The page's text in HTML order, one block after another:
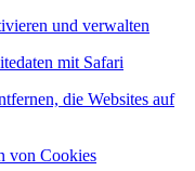
und verwalten
mit Safari
die Websites auf
von Cookies